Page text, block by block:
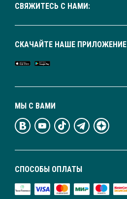
СВЯЖИТЕСЬ С НАМИ:
СПОСОБЫ ОПЛАТЫ
МЫ С ВАМИ
СКАЧАЙТЕ НАШЕ ПРИЛОЖЕНИЕ